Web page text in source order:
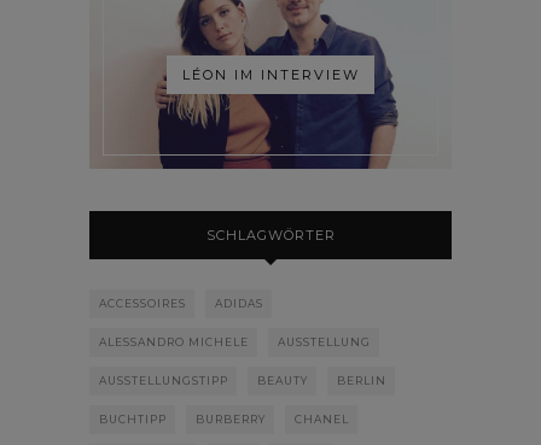
LÉON IM INTERVIEW
SCHLAGWÖRTER
ACCESSOIRES ADIDAS
ALESSANDRO MICHELE AUSSTELLUNG
AUSSTELLUNGSTIPP BEAUTY BERLIN
BUCHTIPP BURBERRY CHANEL